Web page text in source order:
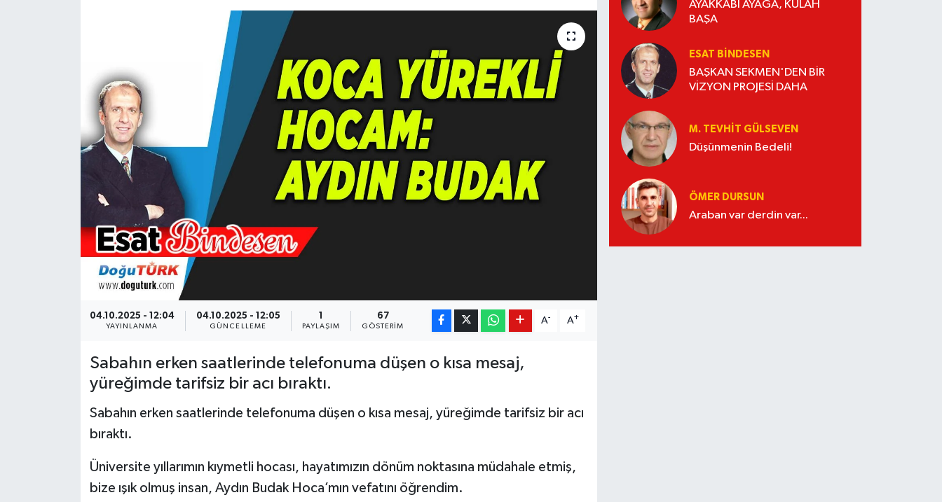
04.10.2025 - 12:04
YAYINLANMA
04.10.2025 - 12:05
GÜNCELLEME
1
PAYLAŞIM
67
GÖSTERIM
A- A+
Sabahın erken saatlerinde telefonuma düşen o kısa mesaj,
yüreğimde tarifsiz bir acı bıraktı.
Sabahın erken saatlerinde telefonuma düşen o kısa mesaj, yüreğimde tarifsiz bir acı
bıraktı.
Üniversite yıllarımın kıymetli hocası, hayatımızın dönüm noktasına müdahale etmiş,
bize ışık olmuş insan, Aydın Budak Hoca’mın vefatını öğrendim.
AYAKKABI AYAĞA, KÜLAH
BAŞA
ESAT BİNDESEN
BAŞKAN SEKMEN'DEN BİR
VİZYON PROJESİ DAHA
M. TEVHIT GÜLSEVEN
Düşünmenin Bedeli!
ÖMER DURSUN
Araban var derdin var...
Politika